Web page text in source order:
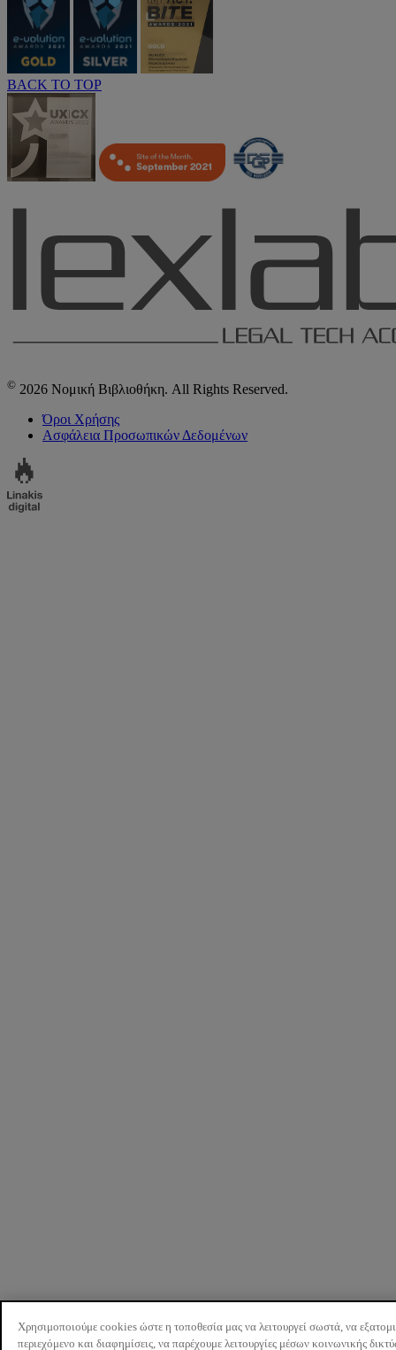
BACK TO TOP
© 2026 Νομική Βιβλιοθήκη. All Rights Reserved.
Όροι Χρήσης
Ασφάλεια Προσωπικών Δεδομένων
Χρησιμοποιούμε cookies ώστε η τοποθεσία μας να λειτουργεί σωστά, να
περιεχόμενο και διαφημίσεις, να παρέχουμε λειτουργίες μέσων κοινωνικής